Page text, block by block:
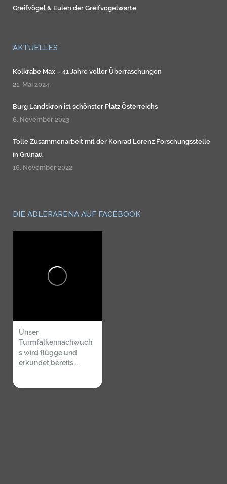
Greifvögel & Eulen der Greifvogelwarte
AKTUELLES
Kolkrabe Max – 41 Jahre voller Überraschungen
21. Mai 2024
Burg Landskron ist schönster Platz Österreichs
6. November 2023
Tolle Zusammenarbeit mit der Konrad Lorenz Forschungsstelle
in Grünau
16. November 2022
DIE ADLERARENA AUF FACEBOOK
Unser
Turmfalkennachwuch
s wird flügge und
erkundet bereits...